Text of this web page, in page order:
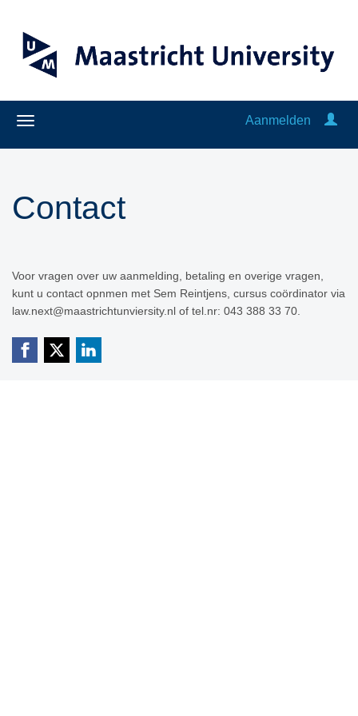
Aanmelden
Contact
Voor vragen over uw aanmelding, betaling en overige vragen,
kunt u contact opnmen met Sem Reintjens, cursus coördinator via
law.next@maastrichtunviersity.nl of tel.nr: 043 388 33 70.